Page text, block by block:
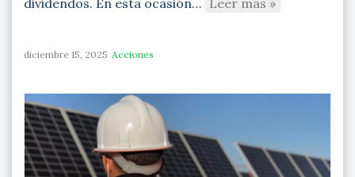
diciembre 15, 2025 Acciones